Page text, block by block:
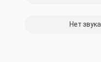
Нет звука